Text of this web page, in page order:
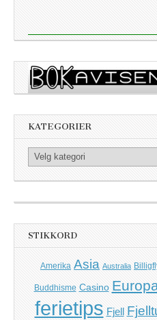
KATEGORIER
Kategorier
STIKKORD
Amerika Asia Australia
Buddhisme Casino
ferietips Fjell